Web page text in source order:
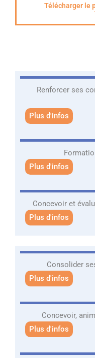
Télécharger le
Renforcer ses
Plus d'infos
Plus d'infos
Concevoir et
Plus d'infos
Consolider
Plus d'infos
Concevoir,
Plus d'infos